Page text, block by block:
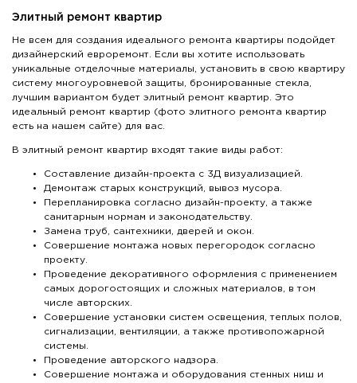
Элитный ремонт квартир
Не всем для создания идеального ремонта квартиры подойдет
дизайнерский евроремонт. Если вы хотите использовать
уникальные отделочные материалы, установить в свою квартиру
систему многоуровневой защиты, бронированные стекла,
лучшим вариантом будет элитный ремонт квартир. Это
идеальный ремонт квартир (фото элитного ремонта квартир
есть на нашем сайте) для вас.
В элитный ремонт квартир входят такие виды работ:
Составление дизайн-проекта с 3Д визуализацией.
Демонтаж старых конструкций, вывоз мусора.
Перепланировка согласно дизайн-проекту, а также
санитарным нормам и законодательству.
Замена труб, сантехники, дверей и окон.
Совершение монтажа новых перегородок согласно
проекту.
Проведение декоративного оформления с применением
самых дорогостоящих и сложных материалов, в том
числе авторских.
Совершение установки систем освещения, теплых полов,
сигнализации, вентиляции, а также противопожарной
системы.
Проведение авторского надзора.
Совершение монтажа и оборудования стенных ниш и